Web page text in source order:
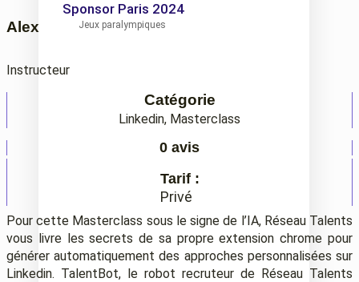
Sponsor Paris 2024
Jeux paralympiques
Alex
Instructeur
Catégorie
Linkedin, Masterclass
0 avis
Tarif :
Privé
Pour cette Masterclass sous le signe de l’IA, Réseau Talents
vous livre les secrets de sa propre extension chrome pour
générer automatiquement des approches personnalisées sur
Linkedin. TalentBot, le robot recruteur de Réseau Talents